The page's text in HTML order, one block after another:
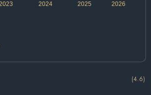
2024 2026
2025
(4.6)